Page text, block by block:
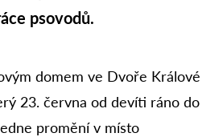
psovodů.
domem ve Dvoře Králové
23. června od devíti ráno do
promění v místo